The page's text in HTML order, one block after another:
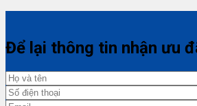
Để lại thông tin nhận ưu